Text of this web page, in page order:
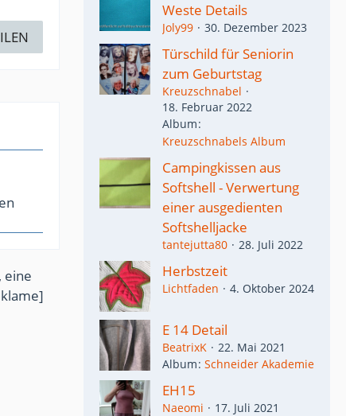
eine
Weste Details
Joly99 30. Dezember 2023
Türschild für Seniorin
zum Geburtstag
Kreuzschnabel
18. Februar 2022
Album
Kreuzschnabels Album
Campingkissen aus
Softshell - Verwertung
einer ausgedienten
Softshelljacke
tantejutta80 28. Juli 2022
Herbstzeit
Lichtfaden 4. Oktober 2024
E 14 Detail
BeatrixK
22. Mai 2021
Album Schneider Akademie
EH15
Naeomi
17. Juli 2021